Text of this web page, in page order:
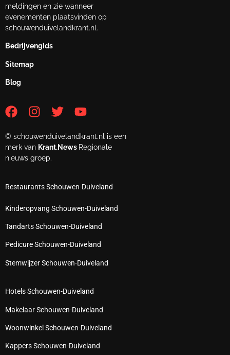
meldingen en zie wanneer
evenementen plaatsvinden op
schouwenduivelandkrant.nl.
Bedrijvengids
Sitemap
Blog
© schouwenduivelandkrant.nl is een
merk van Krant.News Regionale
nieuws groep.
Restaurants Schouwen-Duiveland
Kinderopvang Schouwen-Duiveland
Tandarts Schouwen-Duiveland
Pedicure Schouwen-Duiveland
Stemwijzer Schouwen-Duiveland
Hotels Schouwen-Duiveland
Makelaar Schouwen-Duiveland
Woonwinkel Schouwen-Duiveland
Kappers Schouwen-Duiveland